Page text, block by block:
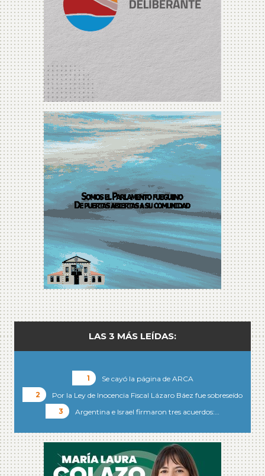
LAS 3 MÁS LEÍDAS:
Se cayó la página de ARCA
Por la Ley de Inocencia Fiscal Lázaro Báez fue sobreseído
Argentina e Israel firmaron tres acuerdos:…